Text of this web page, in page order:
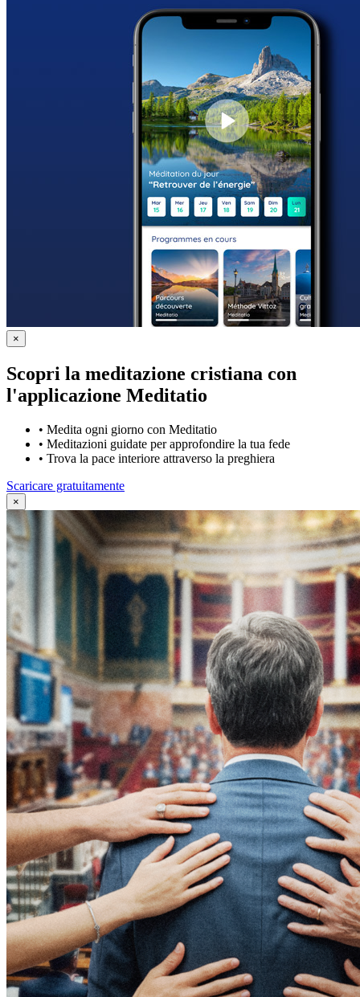
×
Scopri la meditazione cristiana con
l'applicazione Meditatio
• Medita ogni giorno con Meditatio
• Meditazioni guidate per approfondire la tua fede
• Trova la pace interiore attraverso la preghiera
Scaricare gratuitamente
×